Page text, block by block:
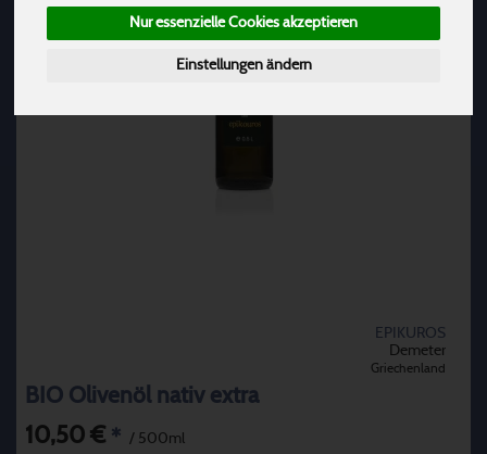
Nur essenzielle Cookies akzeptieren
Einstellungen ändern
EPIKUROS
Demeter
Griechenland
BIO Olivenöl nativ extra
10,50 € * / 500ml